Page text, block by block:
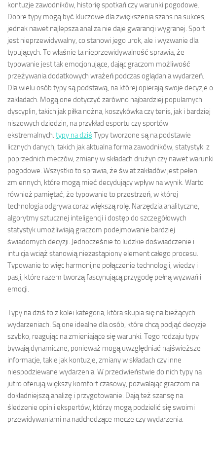
kontuzje zawodników, historię spotkań czy warunki pogodowe.
Dobre typy mogą być kluczowe dla zwiększenia szans na sukces,
jednak nawet najlepsza analiza nie daje gwarancji wygranej. Sport
jest nieprzewidywalny, co stanowi jego urok, ale i wyzwanie dla
typujących. To właśnie ta nieprzewidywalność sprawia, że
typowanie jest tak emocjonujące, dając graczom możliwość
przeżywania dodatkowych wrażeń podczas oglądania wydarzeń.
Dla wielu osób typy są podstawą, na której opierają swoje decyzje o
zakładach. Mogą one dotyczyć zarówno najbardziej popularnych
dyscyplin, takich jak piłka nożna, koszykówka czy tenis, jak i bardziej
niszowych dziedzin, na przykład esportu czy sportów
ekstremalnych. typy na dziś Typy tworzone są na podstawie
licznych danych, takich jak aktualna forma zawodników, statystyki z
poprzednich meczów, zmiany w składach drużyn czy nawet warunki
pogodowe. Wszystko to sprawia, że świat zakładów jest pełen
zmiennych, które mogą mieć decydujący wpływ na wynik. Warto
również pamiętać, że typowanie to przestrzeń, w której
technologia odgrywa coraz większą rolę. Narzędzia analityczne,
algorytmy sztucznej inteligencji i dostęp do szczegółowych
statystyk umożliwiają graczom podejmowanie bardziej
świadomych decyzji. Jednocześnie to ludzkie doświadczenie i
intuicja wciąż stanowią niezastąpiony element całego procesu.
Typowanie to więc harmonijne połączenie technologii, wiedzy i
pasji, które razem tworzą fascynującą przygodę pełną wyzwań i
emocji.
Typy na dziś to z kolei kategoria, która skupia się na bieżących
wydarzeniach. Są one idealne dla osób, które chcą podjąć decyzje
szybko, reagując na zmieniające się warunki. Tego rodzaju typy
bywają dynamiczne, ponieważ mogą uwzględniać najświeższe
informacje, takie jak kontuzje, zmiany w składach czy inne
niespodziewane wydarzenia. W przeciwieństwie do nich typy na
jutro oferują większy komfort czasowy, pozwalając graczom na
dokładniejszą analizę i przygotowanie. Dają też szansę na
śledzenie opinii ekspertów, którzy mogą podzielić się swoimi
przewidywaniami na nadchodzące mecze czy wydarzenia.